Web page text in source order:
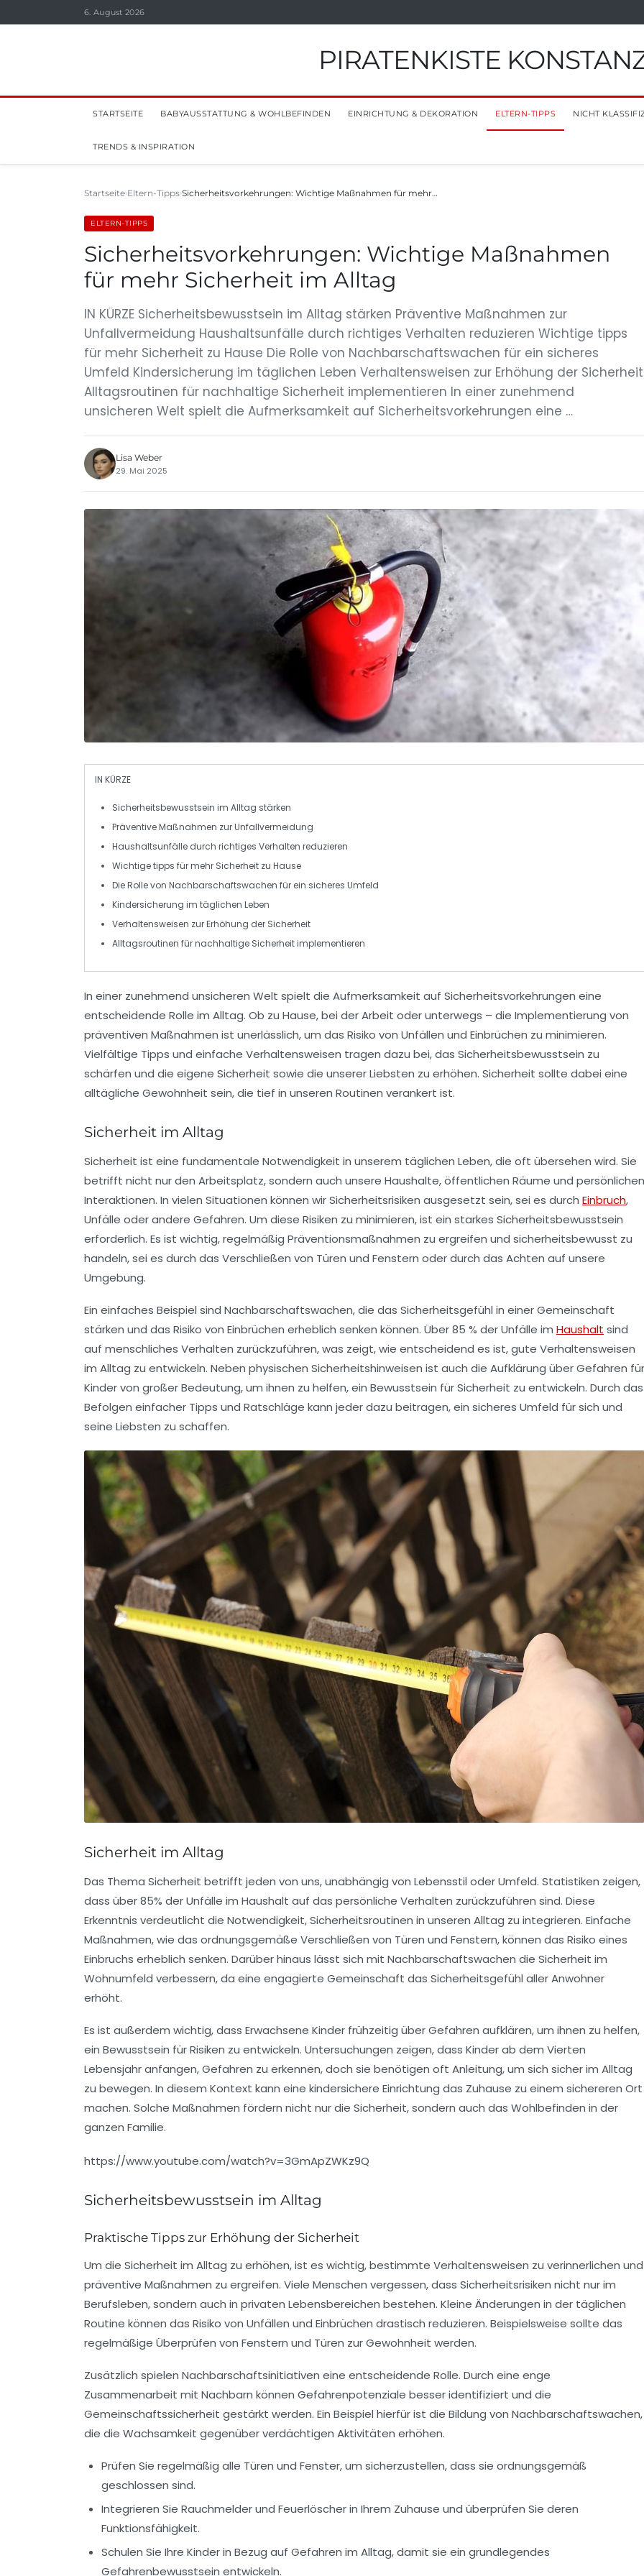
6. August 2026
PIRATENKISTE
STARTSEITE BABYAUSSTATTUNG & WOHLBEFINDEN EINRICHTUNG & DEKORATION ELTERN-TIPPS NICHT
TRENDS & INSPIRATION
Startseite Eltern-Tipps Sicherheitsvorkehrungen: Wichtige Maßnahmen für mehr…
ELTERN-TIPPS
Sicherheitsvorkehrungen: Wichtige Maßnahmen
für mehr Sicherheit im Alltag
IN KÜRZE Sicherheitsbewusstsein im Alltag stärken Präventive Maßnahmen zur
Unfallvermeidung Haushaltsunfälle durch richtiges Verhalten reduzieren Wichtige tipps
für mehr Sicherheit zu Hause Die Rolle von Nachbarschaftswachen für ein sicheres
Umfeld Kindersicherung im täglichen Leben Verhaltensweisen zur Erhöhung der Sicherheit
Alltagsroutinen für nachhaltige Sicherheit implementieren In einer zunehmend
unsicheren Welt spielt die Aufmerksamkeit auf Sicherheitsvorkehrungen eine …
Lisa Weber
29. Mai 2025
IN KÜRZE
Sicherheitsbewusstsein im Alltag stärken
PräventiveMaßnahmen zur Unfallvermeidung
Haushaltsunfälle durch richtiges Verhalten reduzieren
Wichtigetipps für mehr Sicherheit zu Hause
Die Rolle von Nachbarschaftswachen für ein sicheres Umfeld
Kindersicherung im täglichen Leben
Verhaltensweisen zur Erhöhung der Sicherheit
Alltagsroutinen für nachhaltige Sicherheit implementieren
In einer zunehmend unsicheren Welt spielt die Aufmerksamkeit auf Sicherheitsvorkehrungen eine
entscheidende Rolle im Alltag. Ob zu Hause, bei der Arbeit oder unterwegs – die Implementierung von
präventiven Maßnahmen ist unerlässlich, um das Risiko von Unfällen und Einbrüchen zu minimieren.
Vielfältige Tipps und einfache Verhaltensweisen tragen dazu bei, das Sicherheitsbewusstsein zu
schärfen und die eigene Sicherheit sowie die unserer Liebsten zu erhöhen. Sicherheit sollte dabei eine
alltägliche Gewohnheit sein, die tief in unseren Routinen verankert ist.
Sicherheit im Alltag
Sicherheit ist eine fundamentale Notwendigkeit in unserem täglichen Leben, die oft übersehen wird. Sie
betrifft nicht nur den Arbeitsplatz, sondern auch unsere Haushalte, öffentlichen Räume und persönlichen
Interaktionen. In vielen Situationen können wir Sicherheitsrisiken ausgesetzt sein, sei es durch Einbruch,
Unfälle oder andere Gefahren. Um diese Risiken zu minimieren, ist ein starkes Sicherheitsbewusstsein
erforderlich. Es ist wichtig, regelmäßig Präventionsmaßnahmen zu ergreifen und sicherheitsbewusst zu
handeln, sei es durch das Verschließen von Türen und Fenstern oder durch das Achten auf unsere
Umgebung.
Ein einfaches Beispiel sind Nachbarschaftswachen, die das Sicherheitsgefühl in einer Gemeinschaft
stärken und das Risiko von Einbrüchen erheblich senken können. Über 85 % der Unfälle im Haushalt sind
auf menschliches Verhalten zurückzuführen, was zeigt, wie entscheidend es ist, gute Verhaltensweisen
im Alltag zu entwickeln. Neben physischen Sicherheitshinweisen ist auch die Aufklärung über Gefahren für
Kinder von großer Bedeutung, um ihnen zu helfen, ein Bewusstsein für Sicherheit zu entwickeln. Durch das
Befolgen einfacher Tipps und Ratschläge kann jeder dazu beitragen, ein sicheres Umfeld für sich und
seine Liebsten zu schaffen.
Sicherheit im Alltag
Das Thema Sicherheit betrifft jeden von uns, unabhängig von Lebensstil oder Umfeld. Statistiken zeigen,
dass über85% der Unfälle im Haushalt auf das persönliche Verhalten zurückzuführen sind. Diese
Erkenntnis verdeutlicht die Notwendigkeit, Sicherheitsroutinen in unseren Alltag zu integrieren. Einfache
Maßnahmen, wie das ordnungsgemäße Verschließen von Türen und Fenstern, können das Risiko eines
Einbruchs erheblich senken. Darüber hinaus lässt sich mit Nachbarschaftswachen die Sicherheit im
Wohnumfeld verbessern, da eine engagierte Gemeinschaft das Sicherheitsgefühl aller Anwohner
erhöht.
Es ist außerdem wichtig, dass Erwachsene Kinder frühzeitig über Gefahren aufklären, um ihnen zu helfen,
ein Bewusstsein für Risiken zu entwickeln. Untersuchungen zeigen, dass Kinder ab dem Vierten
Lebensjahranfangen, Gefahren zu erkennen, doch sie benötigen oft Anleitung, um sich sicher im Alltag
zu bewegen. In diesem Kontext kann eine kindersichere Einrichtung das Zuhause zu einem sichereren Ort
machen. Solche Maßnahmen fördern nicht nur die Sicherheit, sondern auch das Wohlbefinden in der
ganzen Familie.
https://www.youtube.com/watch?v=3GmApZWKz9Q
Sicherheitsbewusstsein im Alltag
Praktische Tipps zur Erhöhung der Sicherheit
Um die Sicherheit im Alltag zu erhöhen, ist es wichtig, bestimmte Verhaltensweisen zu verinnerlichen und
präventive Maßnahmen zu ergreifen. Viele Menschen vergessen, dass Sicherheitsrisiken nicht nur im
Berufsleben, sondern auch in privaten Lebensbereichen bestehen. Kleine Änderungen in der täglichen
Routine können das Risiko von Unfällen und Einbrüchen drastisch reduzieren. Beispielsweise sollte das
regelmäßige Überprüfen von Fenstern und Türen zur Gewohnheit werden.
Zusätzlich spielen Nachbarschaftsinitiativen eine entscheidende Rolle. Durch eine enge
Zusammenarbeit mit Nachbarn können Gefahrenpotenziale besser identifiziert und die
Gemeinschaftssicherheit gestärkt werden. Ein Beispiel hierfür ist die Bildung von Nachbarschaftswachen,
die die Wachsamkeit gegenüber verdächtigen Aktivitäten erhöhen.
Prüfen Sie regelmäßig alle Türen und Fenster, um sicherzustellen, dass sie ordnungsgemäß
geschlossen sind.
Integrieren Sie Rauchmelderund Feuerlöscherin Ihrem Zuhause und überprüfen Sie deren
Funktionsfähigkeit.
Schulen Sie Ihre Kinder in Bezug auf Gefahren im Alltag, damit sie ein grundlegendes
Gefahrenbewusstsein entwickeln.